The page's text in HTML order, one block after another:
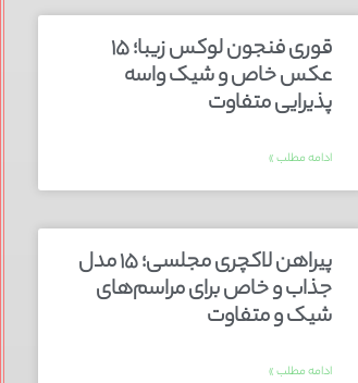
قوری فنجون لوکس زیبا؛ ۱۵
عکس خاص و شیک واسه
پذیرایی متفاوت
ادامه مطلب »
پیراهن لاکچری مجلسی؛ ۱۵ مدل
جذاب و خاص برای مراسم‌های
شیک و متفاوت
ادامه مطلب »